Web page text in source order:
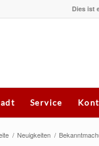
Dies ist
Service
/ Neuigkeiten /